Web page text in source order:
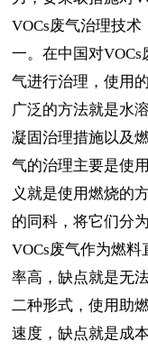
VOCs废气治理技
一。在中国对
气进行治理，使用
广泛的方法就是水
凝固治理措施以及
气的治理主要是使
义就是使用燃烧的
的同科，将它们分
VOCs废气作为燃
率高，缺点就是无
二种形式，使用助
速度，缺点就是成